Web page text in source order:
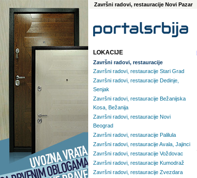
Završni radovi, restauracije Novi Pazar
LOKACIJE
Završni radovi, restauracije
Završni radovi, restauracije Stari Grad
Završni radovi, restauracije Dedinje,
Senjak
Završni radovi, restauracije Bežanijska
Kosa, Bežanija
Završni radovi, restauracije Novi
Beograd
Završni radovi, restauracije Palilula
Završni radovi, restauracije Avala, Jajinci
Završni radovi, restauracije Voždovac
Završni radovi, restauracije Kumodraž
Završni radovi, restauracije Zvezdara